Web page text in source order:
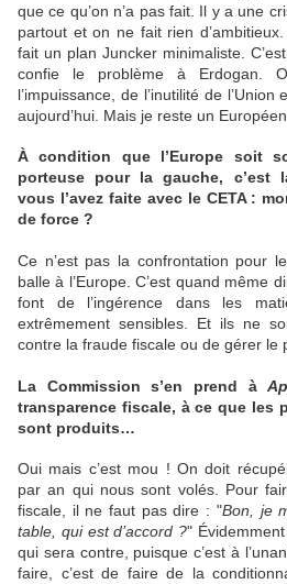
que ce qu’on n’a pas fait. Il y a une
partout et on ne fait rien
fait un plan Juncker minimaliste.
confie le problème à Erdogan.
l’impuissance, de l’inutilité de
aujourd’hui. Mais je reste un
À condition que l’Europe soit
porteuse pour la gauche, c’est
vous l’avez faite avec le CETA :
de force ?
Ce n’est pas la confrontation pour
balle à l’Europe. C’est quand même
font de l’ingérence dans les
extrêmement sensibles. Et ils ne
contre la fraude fiscale ou de gérer le
La Commission s’en prend à
transparence fiscale, à ce que les
sont produits…
Oui mais c’est mou ! On doit
par an qui nous sont volés. Pour
fiscale, il ne faut pas dire : "Bon, je
table, qui est d’accord ?"
qui sera contre, puisque c’est à
faire, c’est de faire de la